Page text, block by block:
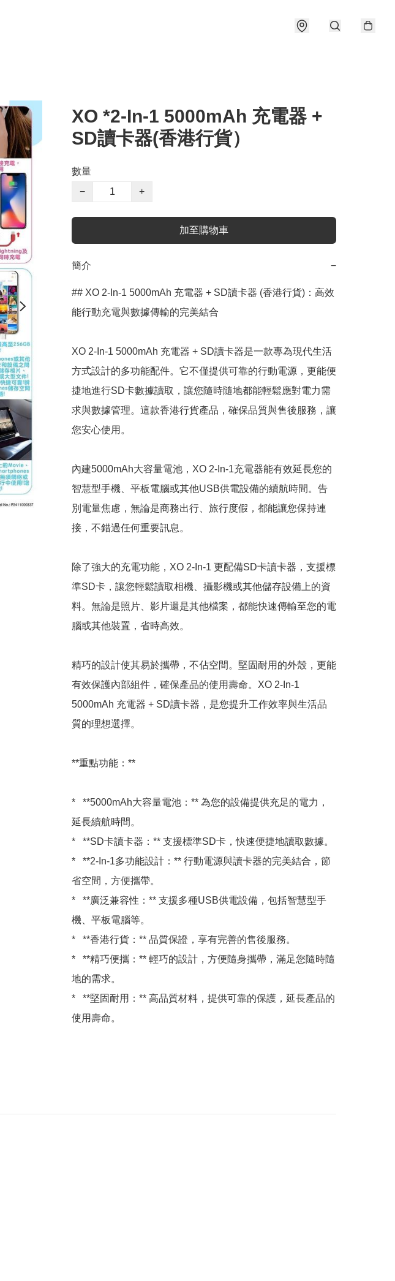
XO *2-In-1 5000mAh 充電器 +
SD讀卡器(香港行貨）
數量
−
+
加至購物車
簡介 −
## XO 2-In-1 5000mAh 充電器 + SD讀卡器 (香港行貨)：高效
能行動充電與數據傳輸的完美結合
XO 2-In-1 5000mAh 充電器 + SD讀卡器是一款專為現代生活
方式設計的多功能配件。它不僅提供可靠的行動電源，更能便
捷地進行SD卡數據讀取，讓您隨時隨地都能輕鬆應對電力需
求與數據管理。這款香港行貨產品，確保品質與售後服務，讓
您安心使用。
內建5000mAh大容量電池，XO 2-In-1充電器能有效延長您的
智慧型手機、平板電腦或其他USB供電設備的續航時間。告
別電量焦慮，無論是商務出行、旅行度假，都能讓您保持連
接，不錯過任何重要訊息。
除了強大的充電功能，XO 2-In-1 更配備SD卡讀卡器，支援標
準SD卡，讓您輕鬆讀取相機、攝影機或其他儲存設備上的資
料。無論是照片、影片還是其他檔案，都能快速傳輸至您的電
腦或其他裝置，省時高效。
精巧的設計使其易於攜帶，不佔空間。堅固耐用的外殼，更能
有效保護內部組件，確保產品的使用壽命。XO 2-In-1
5000mAh 充電器 + SD讀卡器，是您提升工作效率與生活品
質的理想選擇。
**重點功能：**
*   **5000mAh大容量電池：** 為您的設備提供充足的電力，
延長續航時間。
*   **SD卡讀卡器：** 支援標準SD卡，快速便捷地讀取數據。
*   **2-In-1多功能設計：** 行動電源與讀卡器的完美結合，節
省空間，方便攜帶。
*   **廣泛兼容性：** 支援多種USB供電設備，包括智慧型手
機、平板電腦等。
*   **香港行貨：** 品質保證，享有完善的售後服務。
*   **精巧便攜：** 輕巧的設計，方便隨身攜帶，滿足您隨時隨
地的需求。
*   **堅固耐用：** 高品質材料，提供可靠的保護，延長產品的